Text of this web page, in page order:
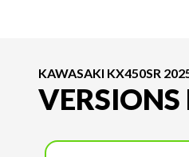
KAWASAKI KX450SR